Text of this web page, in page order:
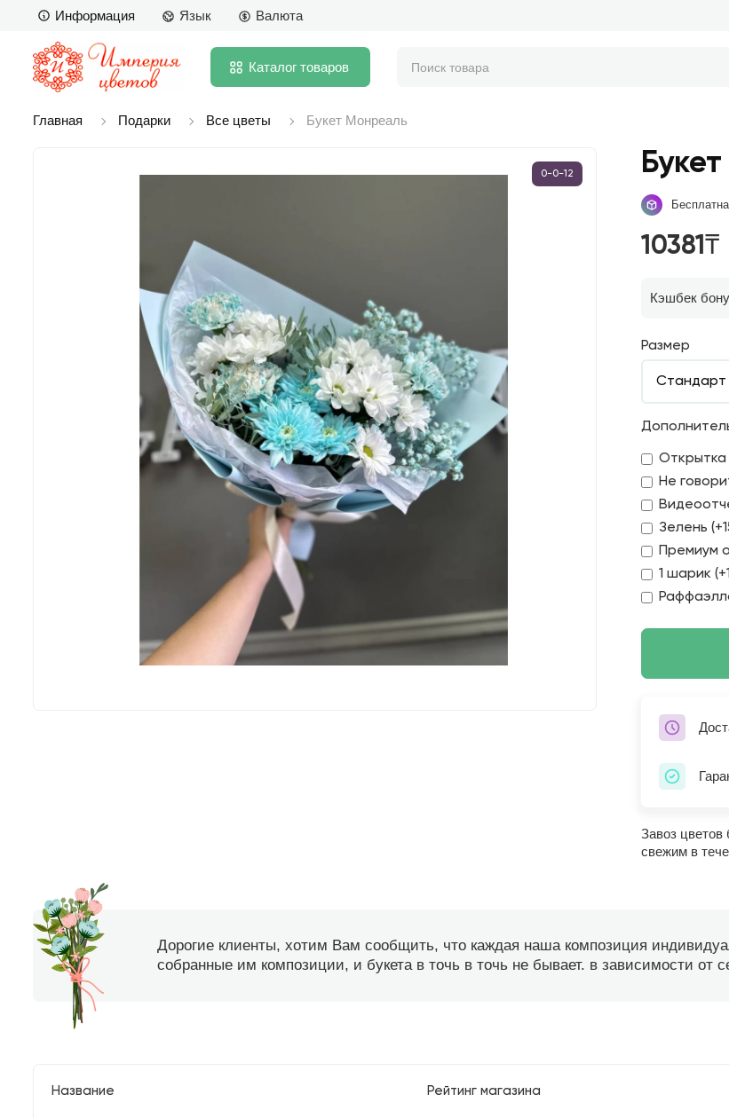
Информация Язык Валюта
Каталог товаров
Главная Подарки Все цветы Букет Монреаль
0-0-12
10381₸
Кэшбек
Размер
Стандарт
Открытка
Не
Зелень
Премиум
1 шарик
Завоз цветов
свежим в
Дорогие клиенты, хотим Вам сообщить, что каждая наша композиция
собранные им композиции, и букета в точь в точь не бывает. в зависимости от
Название Рейтинг магазина